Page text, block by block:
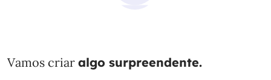
Vamos criar algo surpreendente.